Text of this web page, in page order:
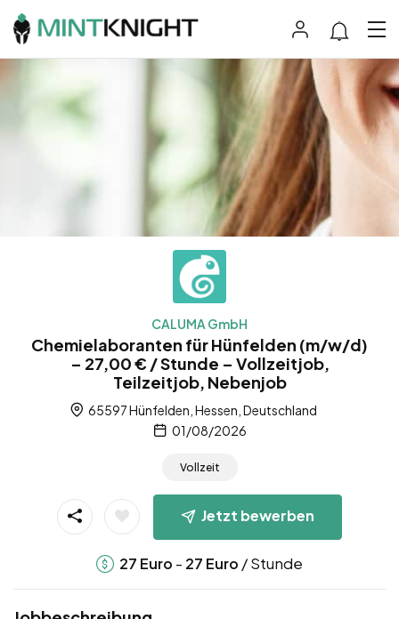
CALUMA GmbH
Chemielaboranten für Hünfelden (m/w/d)
– 27,00 € / Stunde – Vollzeitjob,
Teilzeitjob, Nebenjob
65597 Hünfelden, Hessen, Deutschland
01/08/2026
Vollzeit
Jetzt bewerben
27 Euro - 27 Euro / Stunde